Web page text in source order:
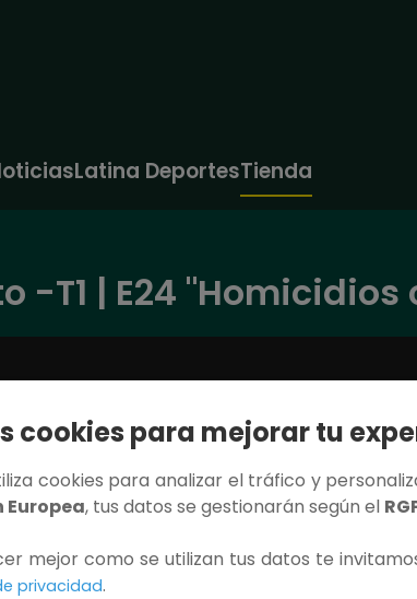
Latina DeportesTienda
-T1 | E24
Contenido Exclusivo
Debes iniciar sesión para ver este capítulo
cookies para mejorar tu
cookies para analizar el tráfico y
Europea, tus datos se gestionarán según el
mejor como se utilizan tus datos te
privacidad.